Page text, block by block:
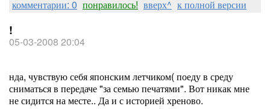
комментарии: 0 понравилось! вверх^ к полной версии
!
05-03-2008 20:04
нда, чувствую себя японским летчиком( поеду в среду
сниматься в передаче "за семью печатями". Вот никак мне
не сидится на месте.. Да и с историей хреново.